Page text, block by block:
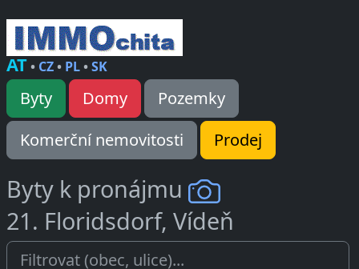
AT• CZ• PL•SK
Byty Domy
Pozemky
Komerční nemovitosti
Prodej
Byty k pronájmu
21. Floridsdorf, Vídeň